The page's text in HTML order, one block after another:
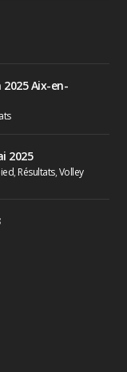
Aix-en-
2025
, Résultats,Volley